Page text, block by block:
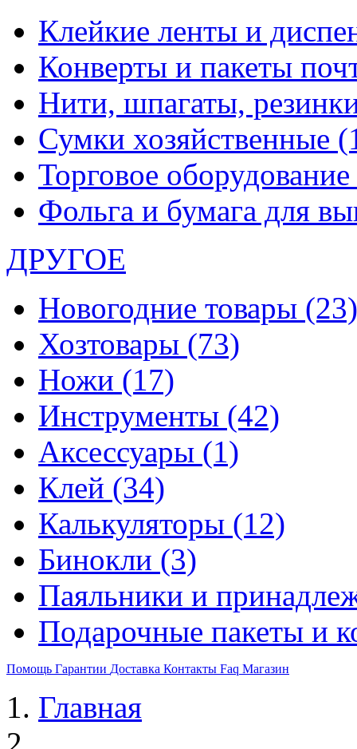
Клейкие ленты и
Конверты и пакеты
Нити, шпагаты,
Сумки хозяйственные
Торговое оборудование
Фольга и бумага для
ДРУГОЕ
Новогодние товары (23)
Хозтовары (73)
Ножи (17)
Инструменты (42)
Аксессуары (1)
Клей (34)
Калькуляторы (12)
Бинокли (3)
Паяльники и
Подарочные пакеты и
Помощь Гарантии Доставка Контакты Faq Магазин
Главная